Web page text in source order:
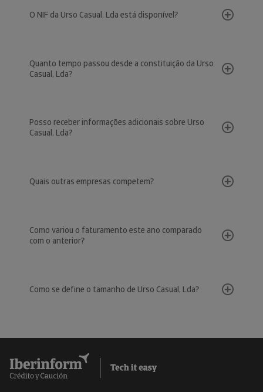
O NIF da Urso Casual, Lda está disponível?
Quanto tempo passou desde a constituição da Urso
Casual, Lda?
Posso receber informações adicionais sobre Urso
Casual, Lda?
Quais outras empresas competem?
Como variou o faturamento este ano comparado
com o anterior?
Como se define o tamanho de Urso Casual, Lda?